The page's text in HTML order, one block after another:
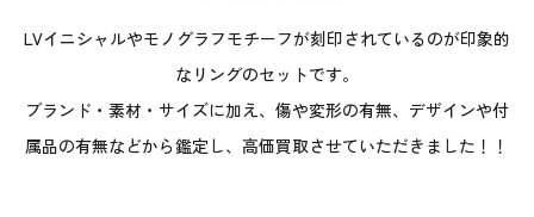
LVイニシャルやモノグラフモチーフが刻印されているのが印象的
なリングのセットです。
ブランド・素材・サイズに加え、傷や変形の有無、デザインや付
属品の有無などから鑑定し、高価買取させていただきました！！